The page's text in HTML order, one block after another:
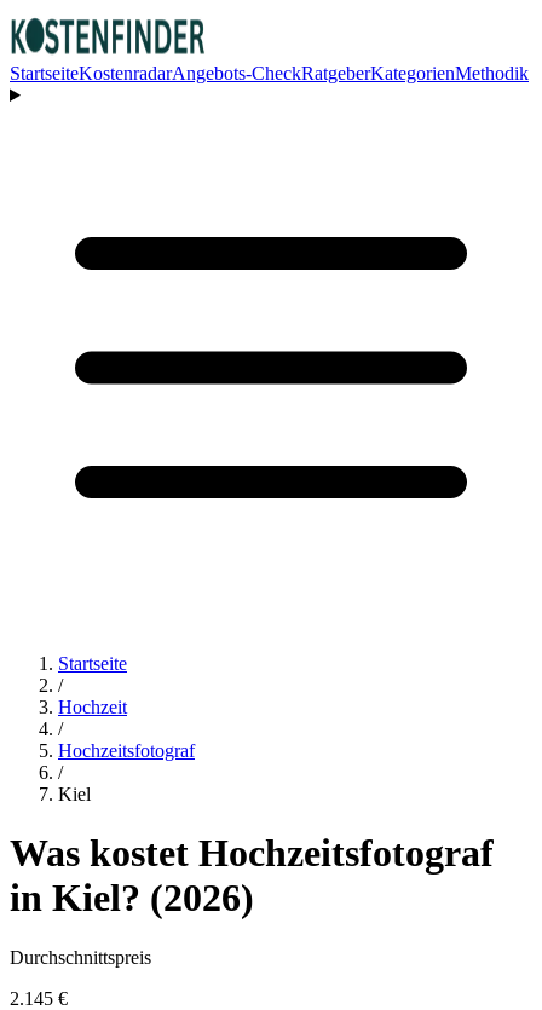
StartseiteKostenradarAngebots-CheckRatgeberKategorienMethodik
Startseite
/
Hochzeit
/
Hochzeitsfotograf
/
Kiel
Was kostet Hochzeitsfotograf
in Kiel? (2026)
Durchschnittspreis
2.145 €